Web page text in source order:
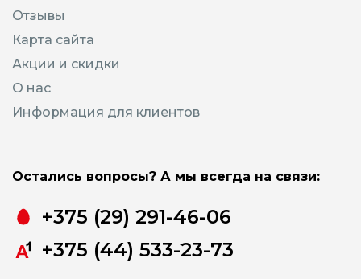
Отзывы
Карта сайта
Акции и скидки
О нас
Информация для клиентов
Остались вопросы? А мы всегда на связи:
+375 (29) 291-46-06
+375 (44) 533-23-73